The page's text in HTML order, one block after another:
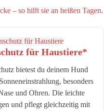
– so hilft sie an heißen Tagen.
für Haustiere*
bietest du deinem Hund
besonders
und Ohren. Die leichte
und pflegt gleichzeitig mit